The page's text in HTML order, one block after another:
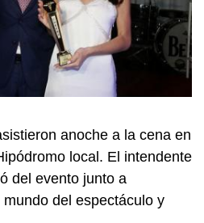
anoche a la cena en
local. El intendente
del evento junto a
del espectáculo y